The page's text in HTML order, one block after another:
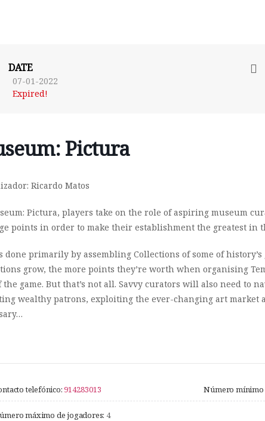
DATE
07-01-2022
Expired!
Pictura
Ricardo Matos
Pictura, players take on the role of aspiring museum
points in order to make their establishment the greatest in
done primarily by assembling Collections of some of
grow, the more points they’re worth when organising
the game. But that’s not all. Savvy curators will also need to
wealthy patrons, exploiting the ever-changing art market
telefónico:914283013 Número mínimo
máximo de jogadores:4